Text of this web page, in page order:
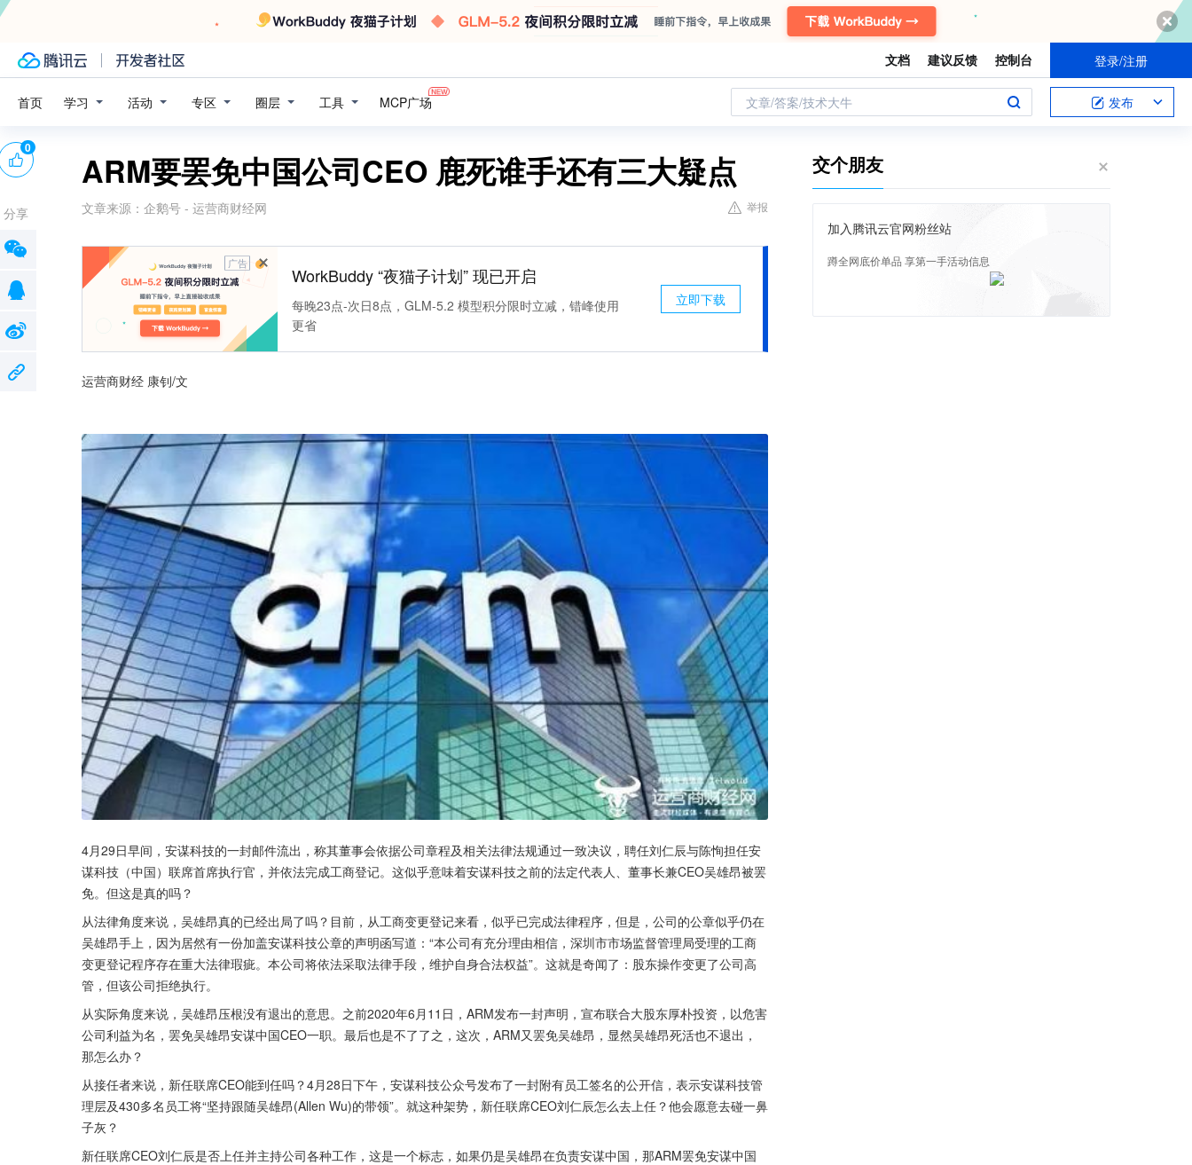
文档 建议反馈 控制台 登录/注册
首页 学习 活动 专区 圈层 工具 MCP广场 文章/答案/技术大牛 发布
ARM要罢免中国公司CEO 鹿死谁手还有三大疑点
文章来源： 企鹅号 - 运营商财经网 举报
广告
WorkBuddy “夜猫子计划” 现已开启
每晚23点-次日8点，GLM-5.2 模型积分限时立减，错峰使用
更省
立即下载
运营商财经 康钊/文
4月29日早间，安谋科技的一封邮件流出，称其董事会依据公司章程及相关法律法规通过一致决议，聘任刘仁辰与陈恂担任安
谋科技（中国）联席首席执行官，并依法完成工商登记。这似乎意味着安谋科技之前的法定代表人、董事长兼CEO吴雄昂被罢
免。但这是真的吗？
从法律角度来说，吴雄昂真的已经出局了吗？目前，从工商变更登记来看，似乎已完成法律程序，但是，公司的公章似乎仍在
吴雄昂手上，因为居然有一份加盖安谋科技公章的声明函写道：“本公司有充分理由相信，深圳市市场监督管理局受理的工商
变更登记程序存在重大法律瑕疵。本公司将依法采取法律手段，维护自身合法权益”。这就是奇闻了：股东操作变更了公司高
管，但该公司拒绝执行。
从实际角度来说，吴雄昂压根没有退出的意思。之前2020年6月11日，ARM发布一封声明，宣布联合大股东厚朴投资，以危害
公司利益为名，罢免吴雄昂安谋中国CEO一职。最后也是不了了之，这次，ARM又罢免吴雄昂，显然吴雄昂死活也不退出，
那怎么办？
从接任者来说，新任联席CEO能到任吗？4月28日下午，安谋科技公众号发布了一封附有员工签名的公开信，表示安谋科技管
理层及430多名员工将“坚持跟随吴雄昂(Allen Wu)的带领”。就这种架势，新任联席CEO刘仁辰怎么去上任？他会愿意去碰一鼻
子灰？
新任联席CEO刘仁辰是否上任并主持公司各种工作，这是一个标志，如果仍是吴雄昂在负责安谋中国，那ARM罢免安谋中国
0
分享
交个朋友
加入腾讯云官网粉丝站
蹲全网底价单品 享第一手活动信息